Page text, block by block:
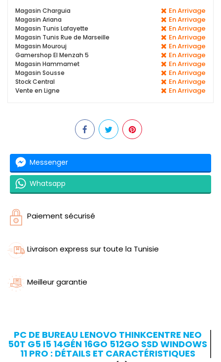
Magasin Charguia En Arrivage
Magasin Ariana En Arrivage
Magasin Tunis Lafayette En Arrivage
Magasin Tunis Rue de Marseille En Arrivage
Magasin Mourouj En Arrivage
Gamershop El Menzah 5 En Arrivage
Magasin Hammamet En Arrivage
Magasin Sousse En Arrivage
Stock Central En Arrivage
Vente en Ligne En Arrivage
Messenger
Whatsapp
Paiement sécurisé
Livraison express sur toute la Tunisie
Meilleur garantie
PC DE BUREAU LENOVO THINKCENTRE NEO
50T G5 I5 14GÉN 16GO 512GO SSD WINDOWS
11 PRO : DÉTAILS ET CARACTÉRISTIQUES